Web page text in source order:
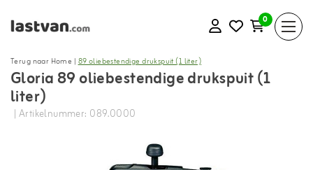
0
Terug naar Home |89 oliebestendige drukspuit (1 liter)
Gloria 89 oliebestendige drukspuit (1
liter)
| Artikelnummer: 089.0000